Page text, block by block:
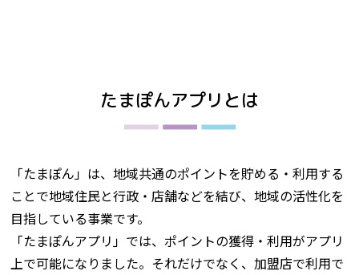
たまぽんアプリとは
「たまぽん」は、地域共通のポイントを貯める・利用する
ことで地域住民と行政・店舗などを結び、地域の活性化を
目指している事業です。
「たまぽんアプリ」では、ポイントの獲得・利用がアプリ
上で可能になりました。それだけでなく、加盟店で利用で